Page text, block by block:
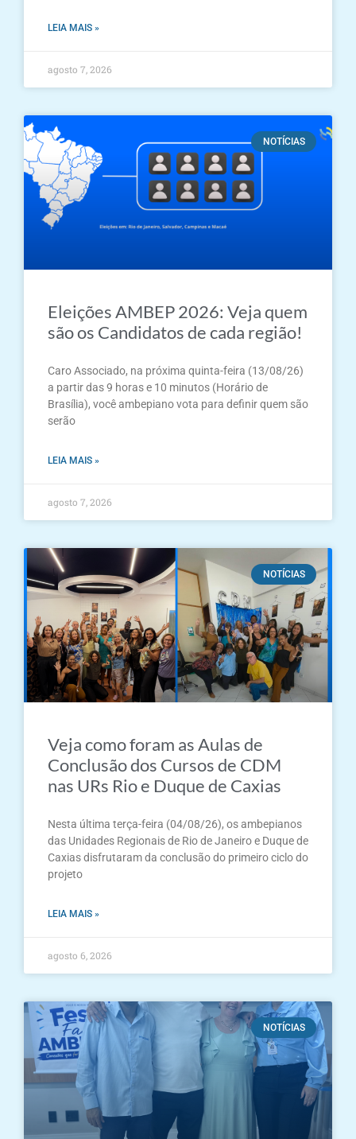
LEIA MAIS »
agosto 7, 2026
NOTÍCIAS
Eleições AMBEP 2026: Veja quem
são os Candidatos de cada região!
Caro Associado, na próxima quinta-feira (13/08/26)
a partir das 9 horas e 10 minutos (Horário de
Brasília), você ambepiano vota para definir quem são
serão
LEIA MAIS »
agosto 7, 2026
NOTÍCIAS
Veja como foram as Aulas de
Conclusão dos Cursos de CDM
nas URs Rio e Duque de Caxias
Nesta última terça-feira (04/08/26), os ambepianos
das Unidades Regionais de Rio de Janeiro e Duque de
Caxias disfrutaram da conclusão do primeiro ciclo do
projeto
LEIA MAIS »
agosto 6, 2026
NOTÍCIAS